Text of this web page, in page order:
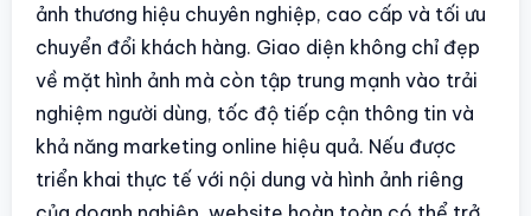
ảnh thương hiệu chuyên nghiệp, cao cấp và tối ưu
chuyển đổi khách hàng. Giao diện không chỉ đẹp
về mặt hình ảnh mà còn tập trung mạnh vào trải
nghiệm người dùng, tốc độ tiếp cận thông tin và
khả năng marketing online hiệu quả. Nếu được
triển khai thực tế với nội dung và hình ảnh riêng